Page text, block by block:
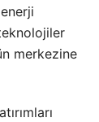
merkezine